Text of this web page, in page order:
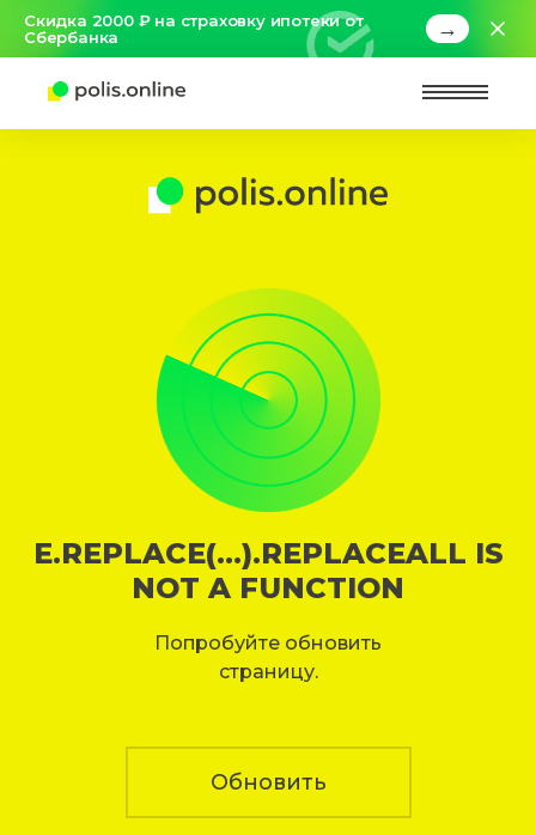
Скидка 2000 ₽ на страховку ипотеки от
Сбербанка
→
E.REPLACE(...).REPLACEALL IS
NOT A FUNCTION
Попробуйте обновить
страницу.
Обновить